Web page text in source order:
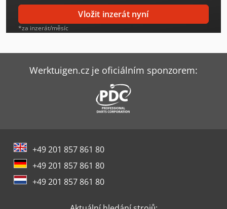
Festo Cpv14
Festo K
Fpt Industrie Dino
Fpt Industrie Tessen Evo
Linde A
Linde E16
Vložit inzerát nyní
*za inzerát/měsíc
Werktuigen.cz je oficiálním sponzorem:
+49 201 857 861 80
+49 201 857 861 80
+49 201 857 861 80